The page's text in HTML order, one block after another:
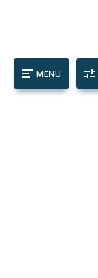
MENU